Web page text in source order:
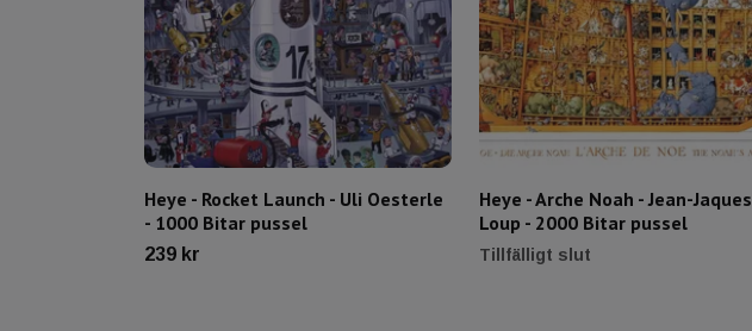
Heye - Rocket Launch - Uli Oesterle
- 1000 Bitar pussel
239 kr
Heye - Arche Noah - Jean-Jaques
Loup - 2000 Bitar pussel
Tillfälligt slut